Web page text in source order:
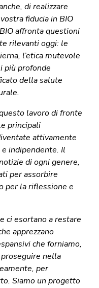
di realizzare
fiducia in BIO
affronta questioni
rilevanti oggi: le
l’etica mutevole
più profonde
della salute
lavoro di fronte
principali
attivamente
indipendente. Il
di ogni genere,
per assorbire
per la riflessione e
ci esortano a restare
apprezzano
che forniamo,
nella
per
Siamo un progetto